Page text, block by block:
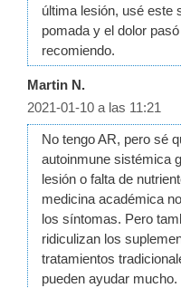
última lesión, usé este
pomada y el dolor
recomiendo.
Martin N.
2021-01-10 a las 11:21
No tengo AR, pero sé
autoinmune sistémica
lesión o falta de
medicina académica
los síntomas. Pero
ridiculizan los
tratamientos
pueden ayudar